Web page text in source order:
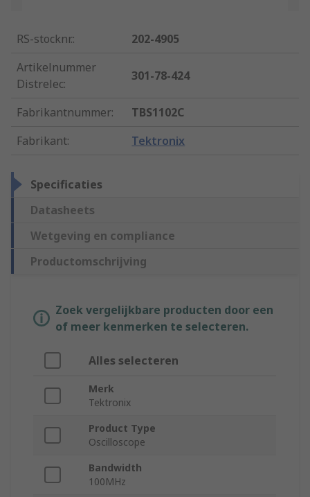
RS-stocknr.:
202-4905
Artikelnummer
Distrelec:
301-78-424
Fabrikantnummer:
TBS1102C
Fabrikant: Tektronix
Specificaties
Datasheets
Wetgeving en compliance
Productomschrijving
Zoek vergelijkbare producten door een
of meer kenmerken te selecteren.
Alles selecteren
Merk
Tektronix
Product Type
Oscilloscope
Bandwidth
100MHz